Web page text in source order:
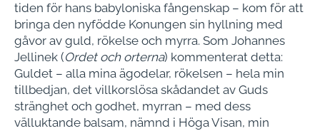
tiden för hans babyloniska fångenskap – kom för att
bringa den nyfödde Konungen sin hyllning med
gåvor av guld, rökelse och myrra. Som Johannes
Jellinek (Ordet och orterna) kommenterat detta:
Guldet – alla mina ägodelar, rökelsen – hela min
tillbedjan, det villkorslösa skådandet av Guds
stränghet och godhet, myrran – med dess
välluktande balsam, nämnd i Höga Visan, min